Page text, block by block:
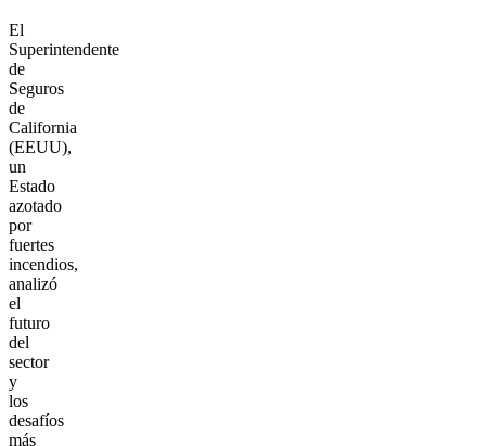
El
Superintendente
de
Seguros
de
California
(EEUU),
un
Estado
azotado
por
fuertes
incendios,
analizó
el
futuro
del
sector
y
los
desafíos
más